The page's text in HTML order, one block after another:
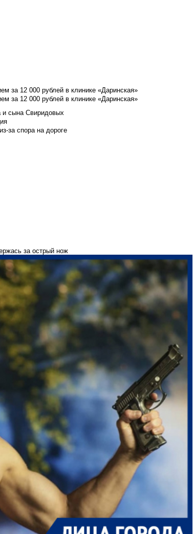
за 12 000 рублей в клинике «Даринская»
за 12 000 рублей в клинике «Даринская»
и сына Свиридовых
за спора на дороге
за острый нож